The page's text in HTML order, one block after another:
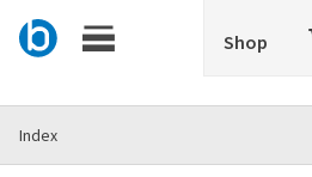
Shop
Index